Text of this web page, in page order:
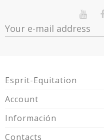
Esprit-Equitation
Account
Información
Contacts